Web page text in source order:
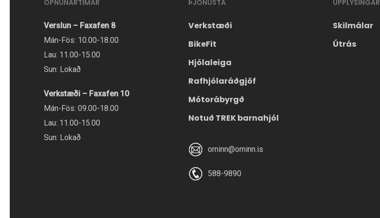
OPNUNARTÍMAR
Verslun – Faxafen 8
Mán-Fös: 10.00-18.00
Lau: 11.00-15.00
Sun: Lokað
Verkstæði – Faxafen 10
Mán-Fös: 09.00-18.00
Lau: 11.00-15.00
Sun: Lokað
ÞJÓNUSTA
Verkstæði
BikeFit
Hjólaleiga
Rafhjólaráðgjöf
Mótorábyrgð
Notuð TREK barnahjól
orninn@orninn.is
588-9890
UPPLÝSINGAR
Skilmálar
Útrás